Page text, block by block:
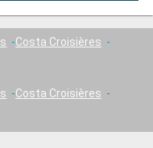
Costa Croisières
Costa Croisières